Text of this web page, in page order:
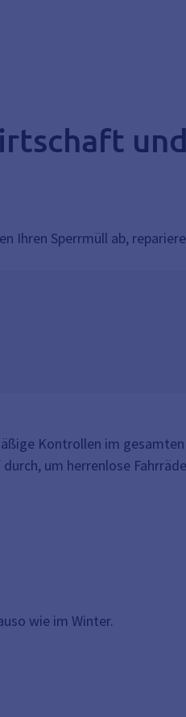
Sperrmüll ab,
Kontrollen im
um herrenlose
wie im Winter.